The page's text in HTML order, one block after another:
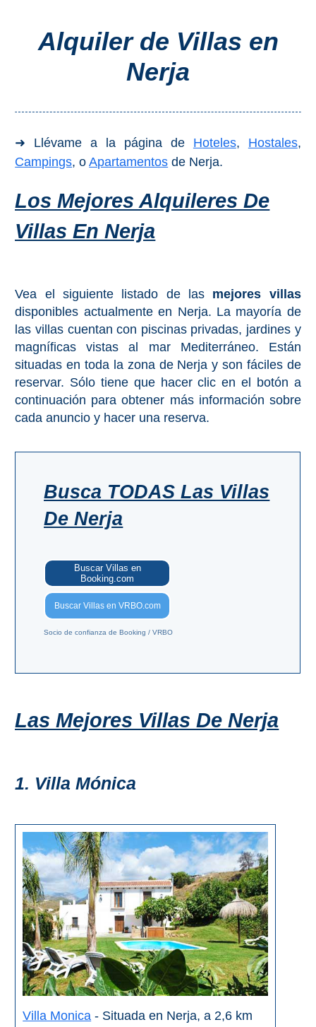
COSTA
➜
Nerja
Maro
PROVINCES
➜
Granada
Malaga
ALPUJARRAS
Pampaneira
Pitres
PUEBLOS
Grazalema
Zahara de la
Zahara
Setenil de
las Bodegas
Olvera
OTRAS
Alquiler de Villas en
Nerja
➜ Llévame a la página de Hoteles, Hostales,
Campings, oApartamentos de Nerja.
Los Mejores Alquileres De
Villas En Nerja
Vea el siguiente listado de las mejores villas
disponibles actualmente en Nerja. La mayoría de
las villas cuentan con piscinas privadas, jardines y
magníficas vistas al mar Mediterráneo. Están
situadas en toda la zona de Nerja y son fáciles de
reservar. Sólo tiene que hacer clic en el botón a
continuación para obtener más información sobre
cada anuncio y hacer una reserva.
Busca TODAS Las Villas
De Nerja
Buscar Villas en
Booking.com
Buscar Villas en VRBO.com
Socio de confianza de Booking / VRBO
Las Mejores Villas De Nerja
1. Villa Mónica
Villa Monica - Situada en Nerja, a 2,6 km